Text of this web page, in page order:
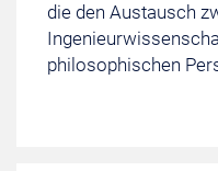
die den Austausch
philosophischen